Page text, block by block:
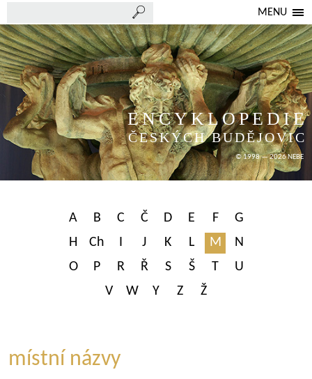
MENU
ENCYKLOPEDIE
ČESKÝCH BUDĚJOVIC
© 1998 — 2026 NEBE
A B C Č D E F
G
H
Ch I J K L M
N
O
P R Ř S Š T
U
V
W Y Z Ž
místní názvy